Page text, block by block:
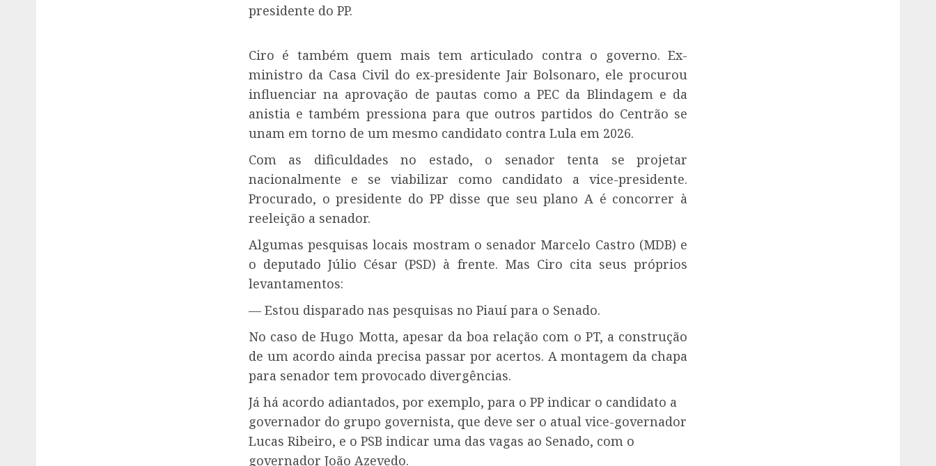
presidente do PP.
Ciro é também quem mais tem articulado contra o governo. Ex-
ministro da Casa Civil do ex-presidente Jair Bolsonaro, ele procurou
influenciar na aprovação de pautas como a PEC da Blindagem e da
anistia e também pressiona para que outros partidos do Centrão se
unam em torno de um mesmo candidato contra Lula em 2026.
Com as dificuldades no estado, o senador tenta se projetar
nacionalmente e se viabilizar como candidato a vice-presidente.
Procurado, o presidente do PP disse que seu plano A é concorrer à
reeleição a senador.
Algumas pesquisas locais mostram o senador Marcelo Castro (MDB) e
o deputado Júlio César (PSD) à frente. Mas Ciro cita seus próprios
levantamentos:
— Estou disparado nas pesquisas no Piauí para o Senado.
No caso de Hugo Motta, apesar da boa relação com o PT, a construção
de um acordo ainda precisa passar por acertos. A montagem da chapa
para senador tem provocado divergências.
Já há acordo adiantados, por exemplo, para o PP indicar o candidato a
governador do grupo governista, que deve ser o atual vice-governador
Lucas Ribeiro, e o PSB indicar uma das vagas ao Senado, com o
governador João Azevedo.